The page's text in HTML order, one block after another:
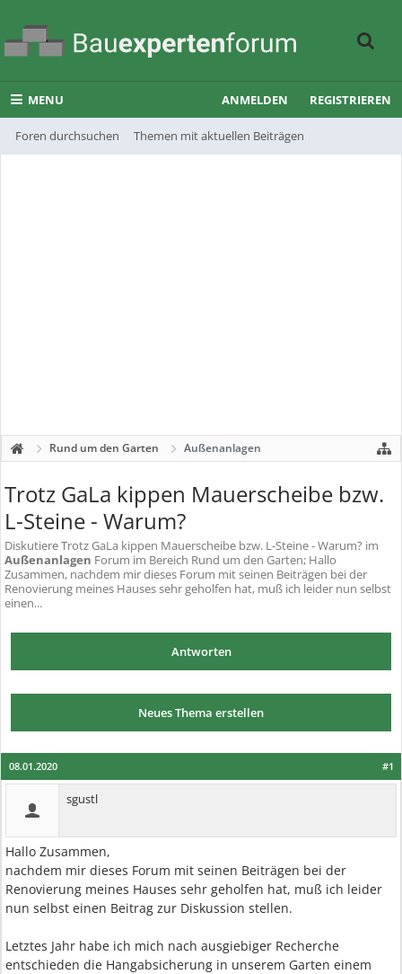
MENU
Foren durchsuchen Themen mit aktuellen Beiträgen
ANMELDEN REGISTRIEREN
Rund um den Garten Außenanlagen
Trotz GaLa kippen Mauerscheibe bzw.
L-Steine - Warum?
DiskutiereTrotz GaLa kippen Mauerscheibe bzw. L-Steine - Warum? im
Außenanlagen Forum im Bereich Rund um den Garten; Hallo
Zusammen, nachdem mir dieses Forum mit seinen Beiträgen bei der
Renovierung meines Hauses sehr geholfen hat, muß ich leider nun selbst
einen...
Antworten
Neues Thema erstellen
#1
08.01.2020
sgustl
Hallo Zusammen,
nachdem mir dieses Forum mit seinen Beiträgen bei der
Renovierung meines Hauses sehr geholfen hat, muß ich leider
nun selbst einen Beitrag zur Diskussion stellen.
Letztes Jahr habe ich mich nach ausgiebiger Recherche
entschieden die Hangabsicherung in unserem Garten einem